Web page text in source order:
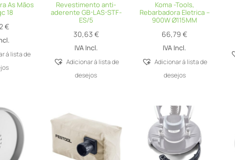
As Mãos
18
€
á lista de
Revestimento anti-
aderente GB-LAS-STF-
ES/5
30,63 €
IVA Incl.
Adicionar á lista de
desejos
Koma -Tools,
Rebarbadora Eletrica –
900W Ø115MM
66,79€
IVA Incl.
Adicionar á lista de
desejos